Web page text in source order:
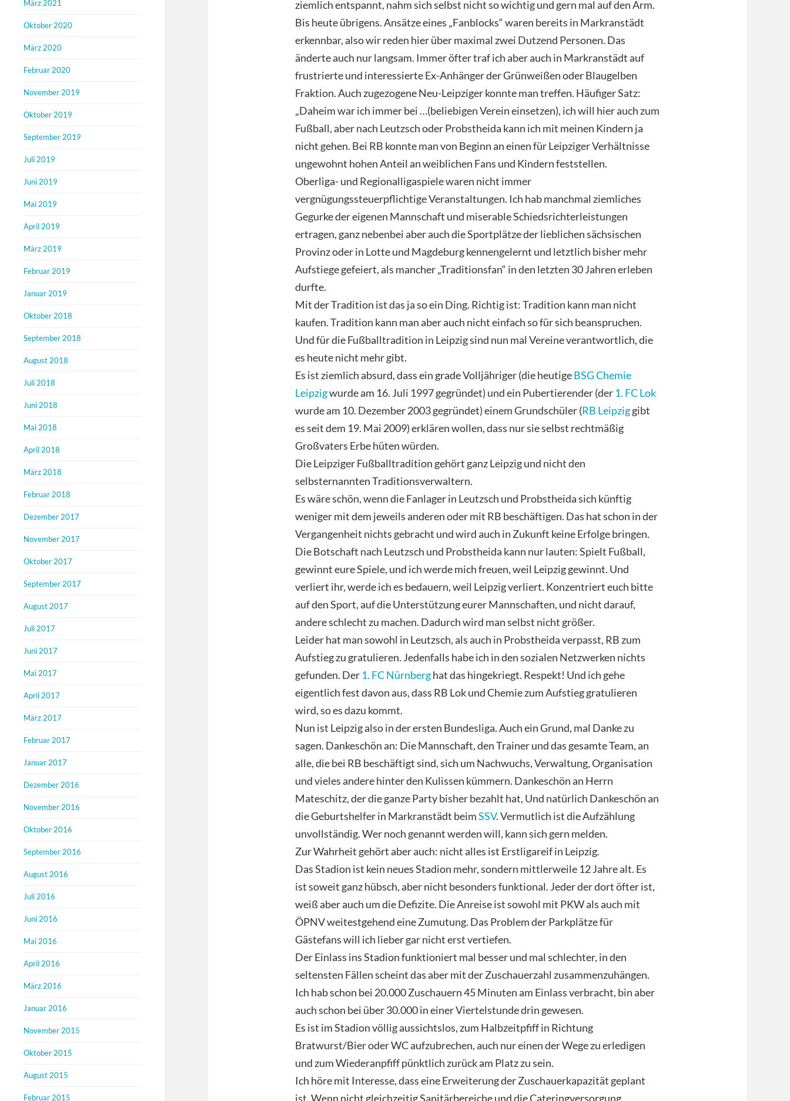
März 2021
Oktober 2020
März 2020
Februar 2020
November 2019
Oktober 2019
September 2019
Juli 2019
Juni 2019
Mai 2019
April 2019
März 2019
Februar 2019
Januar 2019
Oktober 2018
September 2018
August 2018
Juli 2018
Juni 2018
Mai 2018
April 2018
März 2018
Februar 2018
Dezember 2017
November 2017
Oktober 2017
September 2017
August 2017
Juli 2017
Juni 2017
Mai 2017
April 2017
März 2017
Februar 2017
Januar 2017
Dezember 2016
November 2016
Oktober 2016
September 2016
August 2016
Juli 2016
Juni 2016
Mai 2016
April 2016
März 2016
Januar 2016
November 2015
Oktober 2015
August 2015
Februar 2015
ziemlich entspannt, nahm sich selbst nicht so wichtig und gern mal auf den Arm.
Bis heute übrigens. Ansätze eines „Fanblocks“ waren bereits in Markranstädt
erkennbar, also wir reden hier über maximal zwei Dutzend Personen. Das
änderte auch nur langsam. Immer öfter traf ich aber auch in Markranstädt auf
frustrierte und interessierte Ex-Anhänger der Grünweißen oder Blaugelben
Fraktion. Auch zugezogene Neu-Leipziger konnte man treffen. Häufiger Satz:
„Daheim war ich immer bei …(beliebigen Verein einsetzen), ich will hier auch zum
Fußball, aber nach Leutzsch oder Probstheida kann ich mit meinen Kindern ja
nicht gehen. Bei RB konnte man von Beginn an einen für Leipziger Verhältnisse
ungewohnt hohen Anteil an weiblichen Fans und Kindern feststellen.
Oberliga- und Regionalligaspiele waren nicht immer
vergnügungssteuerpflichtige Veranstaltungen. Ich hab manchmal ziemliches
Gegurke der eigenen Mannschaft und miserable Schiedsrichterleistungen
ertragen, ganz nebenbei aber auch die Sportplätze der lieblichen sächsischen
Provinz oder in Lotte und Magdeburg kennengelernt und letztlich bisher mehr
Aufstiege gefeiert, als mancher „Traditionsfan“ in den letzten 30 Jahren erleben
durfte.
Mit der Tradition ist das ja so ein Ding. Richtig ist: Tradition kann man nicht
kaufen. Tradition kann man aber auch nicht einfach so für sich beanspruchen.
Und für die Fußballtradition in Leipzig sind nun mal Vereine verantwortlich, die
es heute nicht mehr gibt.
Es ist ziemlich absurd, dass ein grade Volljähriger (die heutigeBSG Chemie
Leipzigwurde am 16. Juli 1997 gegründet) und ein Pubertierender (der 1. FC Lok
wurde am 10. Dezember 2003 gegründet) einem Grundschüler (RB Leipziggibt
es seit dem 19. Mai 2009) erklären wollen, dass nur sie selbst rechtmäßig
Großvaters Erbe hüten würden.
Die Leipziger Fußballtradition gehört ganz Leipzig und nicht den
selbsternannten Traditionsverwaltern.
Es wäre schön, wenn die Fanlager in Leutzsch und Probstheida sich künftig
weniger mit dem jeweils anderen oder mit RB beschäftigen. Das hat schon in der
Vergangenheit nichts gebracht und wird auch in Zukunft keine Erfolge bringen.
Die Botschaft nach Leutzsch und Probstheida kann nur lauten: Spielt Fußball,
gewinnt eure Spiele, und ich werde mich freuen, weil Leipzig gewinnt. Und
verliert ihr, werde ich es bedauern, weil Leipzig verliert. Konzentriert euch bitte
auf den Sport, auf die Unterstützung eurer Mannschaften, und nicht darauf,
andere schlecht zu machen. Dadurch wird man selbst nicht größer.
Leider hat man sowohl in Leutzsch, als auch in Probstheida verpasst, RB zum
Aufstieg zu gratulieren. Jedenfalls habe ich in den sozialen Netzwerken nichts
gefunden. Der 1. FC Nürnberghat das hingekriegt. Respekt! Und ich gehe
eigentlich fest davon aus, dass RB Lok und Chemie zum Aufstieg gratulieren
wird, so es dazu kommt.
Nun ist Leipzig also in der ersten Bundesliga. Auch ein Grund, mal Danke zu
sagen. Dankeschön an: Die Mannschaft, den Trainer und das gesamte Team, an
alle, die bei RB beschäftigt sind, sich um Nachwuchs, Verwaltung, Organisation
und vieles andere hinter den Kulissen kümmern. Dankeschön an Herrn
Mateschitz, der die ganze Party bisher bezahlt hat, Und natürlich Dankeschön an
die Geburtshelfer in Markranstädt beimSSV. Vermutlich ist die Aufzählung
unvollständig. Wer noch genannt werden will, kann sich gern melden.
Zur Wahrheit gehört aber auch: nicht alles ist Erstligareif in Leipzig.
Das Stadion ist kein neues Stadion mehr, sondern mittlerweile 12 Jahre alt. Es
ist soweit ganz hübsch, aber nicht besonders funktional. Jeder der dort öfter ist,
weiß aber auch um die Defizite. Die Anreise ist sowohl mit PKW als auch mit
ÖPNV weitestgehend eine Zumutung. Das Problem der Parkplätze für
Gästefans will ich lieber gar nicht erst vertiefen.
Der Einlass ins Stadion funktioniert mal besser und mal schlechter, in den
seltensten Fällen scheint das aber mit der Zuschauerzahl zusammenzuhängen.
Ich hab schon bei 20.000 Zuschauern 45 Minuten am Einlass verbracht, bin aber
auch schon bei über 30.000 in einer Viertelstunde drin gewesen.
Es ist im Stadion völlig aussichtslos, zum Halbzeitpfiff in Richtung
Bratwurst/Bier oder WC aufzubrechen, auch nur einen der Wege zu erledigen
und zum Wiederanpfiff pünktlich zurück am Platz zu sein.
Ich höre mit Interesse, dass eine Erweiterung der Zuschauerkapazität geplant
ist. Wenn nicht gleichzeitig Sanitärbereiche und die Cateringversorgung